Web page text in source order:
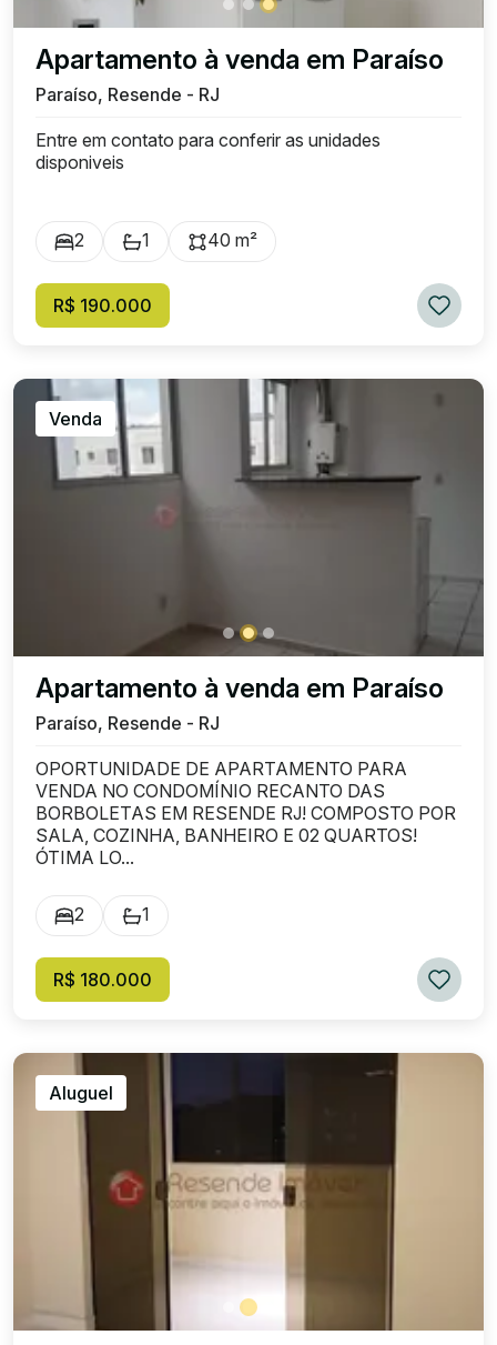
Apartamento à venda em Paraíso
Paraíso, Resende - RJ
Entre em contato para conferir as unidades
disponiveis
2 1 40 m²
R$ 190.000
Venda
Apartamento à venda em Paraíso
Paraíso, Resende - RJ
OPORTUNIDADE DE APARTAMENTO PARA
VENDA NO CONDOMÍNIO RECANTO DAS
BORBOLETAS EM RESENDE RJ! COMPOSTO POR
SALA, COZINHA, BANHEIRO E 02 QUARTOS!
ÓTIMA LO...
2 1
R$ 180.000
Aluguel